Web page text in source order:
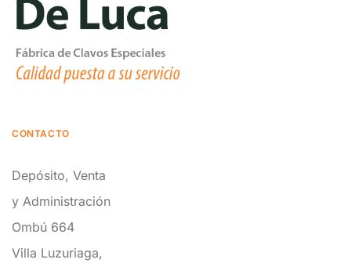
CONTACTO
Depósito, Venta
y Administración
Ombú 664
Villa Luzuriaga,